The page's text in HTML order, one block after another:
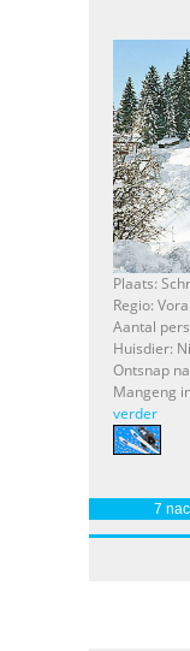
Plaats:
Regio:
Aantal
Huisdier:
Ontsnap
Mangeng
verder
7